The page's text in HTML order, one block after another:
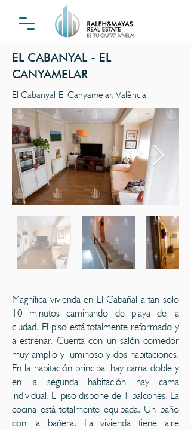
EL CABANYAL - EL
CANYAMELAR
El Cabanyal-El Canyamelar, València
Magnífica vivienda en El Cabañal a tan solo
10 minutos caminando de playa de la
ciudad. El piso está totalmente reformado y
a estrenar. Cuenta con un salón-comedor
muy amplio y luminoso y dos habitaciones.
En la habitación principal hay cama doble y
en la segunda habitación hay cama
individual. El piso dispone de 1 balcones. La
cocina está totalmente equipada. Un baño
con la bañera. La vivienda tiene aire